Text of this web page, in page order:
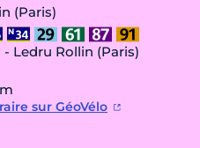
(Paris)
Ledru Rollin (Paris)
sur GéoVélo